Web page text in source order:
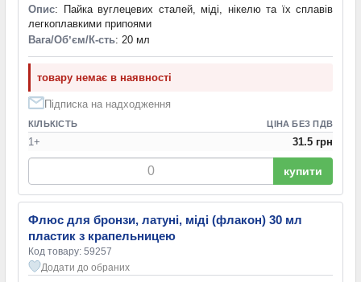
200 г(2)
250 г(2)
500 г(2)
Опис: Пайка вуглецевих сталей, міді, нікелю та їх сплавів
легкоплавкими припоями
Вага/Обʼєм/К-сть: 20 мл
товару немає в наявності
Підписка на надходження
КІЛЬКІСТЬ ЦІНА БЕЗ ПДВ
1+ 31.5 грн
купити
Флюс для бронзи, латуні, міді (флакон) 30 мл
пластик з крапельницею
Код товару: 59257
Додати до обраних